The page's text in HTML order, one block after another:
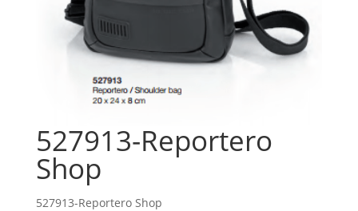
527913-Reportero
Shop
527913-Reportero Shop